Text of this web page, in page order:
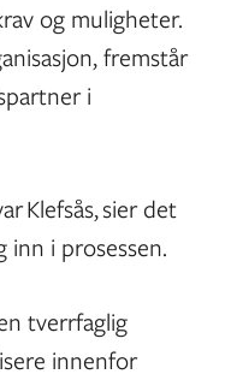
og muligheter.
fremstår
i
Klefsås, sier det
inn i prosessen.
tverrfaglig
innenfor